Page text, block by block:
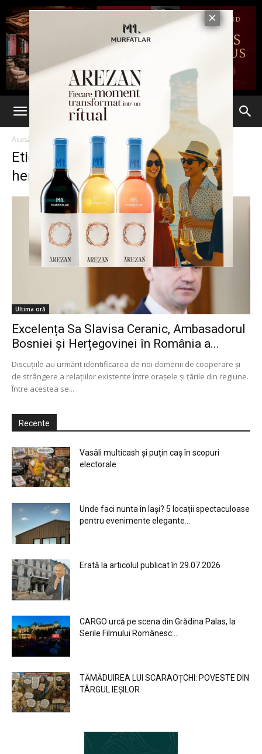
Acasă Etichete Ambasador bosnia hertegovina
Etichetă: ambasador bosnia
hertegovina
Ultima oră
Excelența Sa Slavisa Ceranic, Ambasadorul
Bosniei şi Herțegovinei în România a...
Discuțiile au urmărit identificarea de noi domenii de cooperare și
de strângere a relațiilor existente între orașele și țările din regiune.
Între acestea se...
Recente
Vasâli multicash și puțin caș în scopuri
electorale
Unde faci nunta în Iași? 5 locații spectaculoase
pentru evenimente elegante...
Erată la articolul publicat în 29.07.2026
CARGO urcă pe scena din Grădina Palas, la
Serile Filmului Românesc:...
TĂMĂDUIREA LUI SCARAOȚCHI: POVESTE DIN
TÂRGUL IEȘILOR